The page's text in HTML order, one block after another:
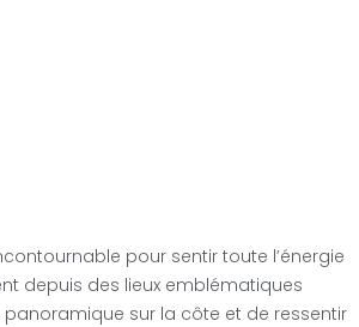
pour sentir toute l’énergie
depuis des lieux emblématiques
sur la côte et de ressentir